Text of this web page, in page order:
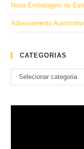
Nova Embalagem do
Adesivamento
CATEGORIAS
Categorias
Selecionar categoria